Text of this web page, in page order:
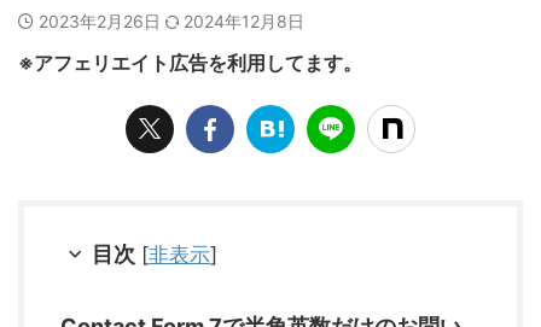
2023年2月26日 2024年12月8日
※アフェリエイト広告を利用してます。
目次 [非表示]